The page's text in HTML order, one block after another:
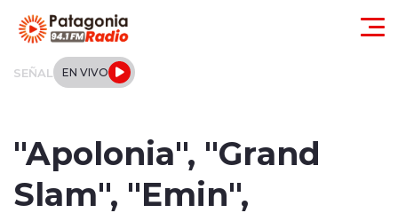
SEÑAL EN VIVO
Regionales
"Apolonia", "Grand
Slam", "Emin",